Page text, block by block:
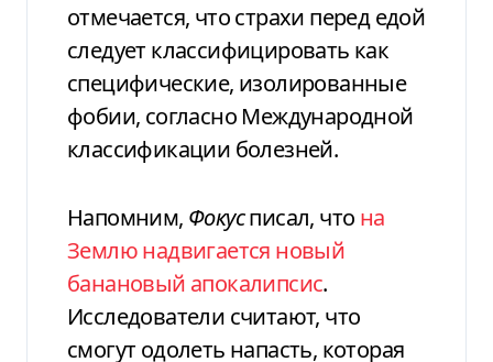
отмечается, что страхи перед едой
следует классифицировать как
специфические, изолированные
фобии, согласно Международной
классификации болезней.
Напомним, Фокусписал, что на
Землю надвигается новый
банановый апокалипсис.
Исследователи считают, что
смогут одолеть напасть, которая